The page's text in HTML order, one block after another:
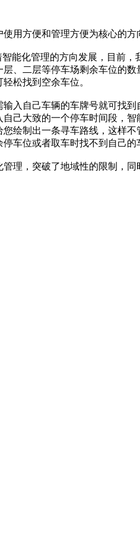
用方便和管理方便为核心的
能化管理的方向发展，目前
、二层等停车场剩余车位的
松找到空余车位。
入自己车辆的车牌号就可找
己大致的一个停车时间段，
绘制出一条寻车路线，这样
车位或者取车时找不到自己的
理，突破了地域性的限制，